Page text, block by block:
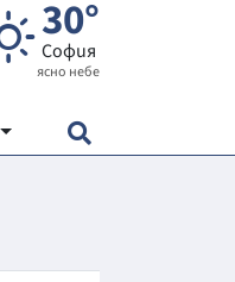
30°
София
ясно небе